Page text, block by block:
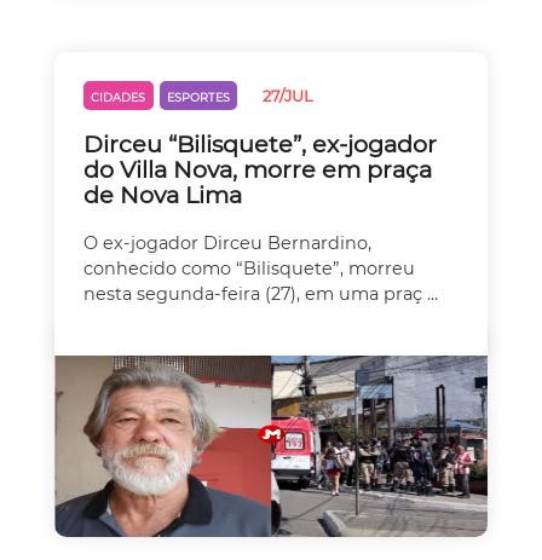
CIDADES ESPORTES 27/JUL
Dirceu “Bilisquete”, ex-jogador
do Villa Nova, morre em praça
de Nova Lima
O ex-jogador Dirceu Bernardino,
conhecido como “Bilisquete”, morreu
nesta segunda-feira (27), em uma praç ...